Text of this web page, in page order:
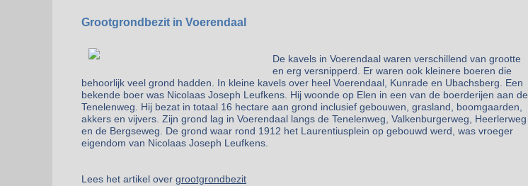
Grootgrondbezit in Voerendaal
De kavels in Voerendaal waren verschillend van grootte
en erg versnipperd. Er waren ook kleinere boeren die
behoorlijk veel grond hadden. In kleine kavels over heel Voerendaal, Kunrade en Ubachsberg. Een
bekende boer was Nicolaas Joseph Leufkens. Hij woonde op Elen in een van de boerderijen aan de
Tenelenweg. Hij bezat in totaal 16 hectare aan grond inclusief gebouwen, grasland, boomgaarden,
akkers en vijvers. Zijn grond lag in Voerendaal langs de Tenelenweg, Valkenburgerweg, Heerlerweg
en de Bergseweg. De grond waar rond 1912 het Laurentiusplein op gebouwd werd, was vroeger
eigendom van Nicolaas Joseph Leufkens.
Lees het artikel over grootgrondbezit